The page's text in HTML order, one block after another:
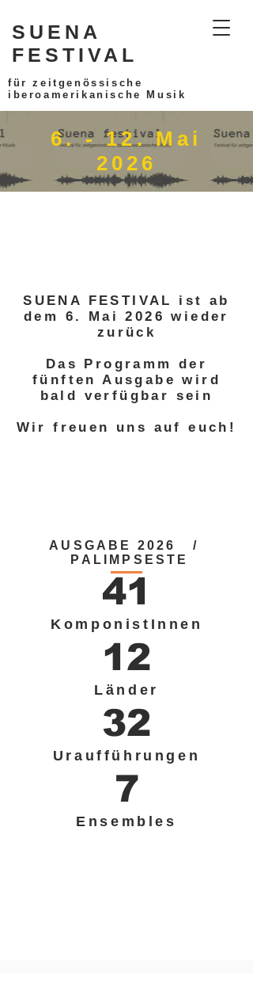
SUENA
FESTIVAL
für zeitgenössische
iberoamerikanische Musik
6. - 12. Mai
2026
SUENA FESTIVAL ist ab
dem 6. Mai 2026 wieder
zurück
Das Programm der
fünften Ausgabe wird
bald verfügbar sein
Wir freuen uns auf euch!
AUSGABE 2026 /
PALIMPSESTE
41
KomponistInnen
12
Länder
32
Uraufführungen
7
Ensembles